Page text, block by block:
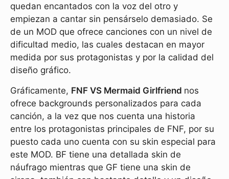
quedan encantados con la voz del otro y
empiezan a cantar sin pensárselo demasiado. Se
de un MOD que ofrece canciones con un nivel de
dificultad medio, las cuales destacan en mayor
medida por sus protagonistas y por la calidad del
diseño gráfico.
Gráficamente, FNF VS Mermaid Girlfriend nos
ofrece backgrounds personalizados para cada
canción, a la vez que nos cuenta una historia
entre los protagonistas principales de FNF, por su
puesto cada uno cuenta con su skin especial para
este MOD. BF tiene una detallada skin de
náufrago mientras que GF tiene una skin de